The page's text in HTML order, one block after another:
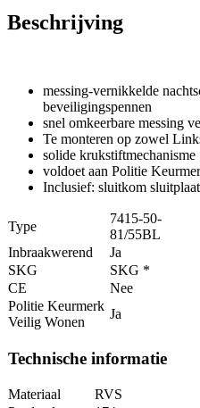
Beschrijving
messing-vernikkelde
beveiligingspennen
snel omkeerbare messing
Te monteren op zowel
solide krukstiftmechanisme
voldoet aan Politie
Inclusief: sluitkom
Type
7415-50-
81/55BL
Inbraakwerend
Ja
SKG
SKG *
CE
Nee
Politie Keurmerk
Veilig Wonen
Ja
Technische informatie
Materiaal
RVS